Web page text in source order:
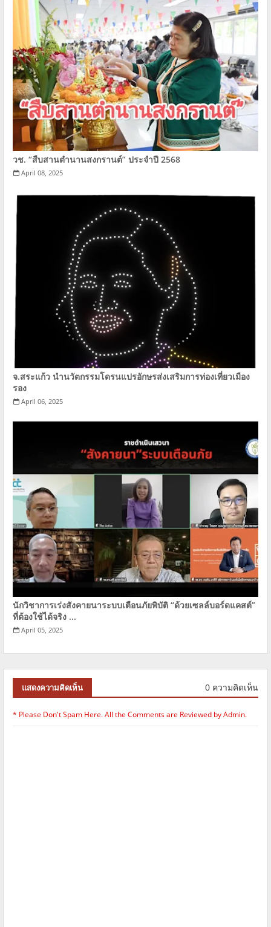
วช. “สืบสานตำนานสงกรานต์” ประจำปี 2568
April 08, 2025
จ.สระแก้ว นำนวัตกรรมโดรนแปรอักษรส่งเสริมการท่องเที่ยวเมือง
รอง
April 06, 2025
นักวิชาการเร่งสังคายนาระบบเตือนภัยพิบัติ “ด้วยเซลล์บอร์ดแคสต์”
ที่ต้องใช้ได้จริง ...
April 05, 2025
แสดงความคิดเห็น 0 ความคิดเห็น
* Please Don't Spam Here. All the Comments are Reviewed by Admin.